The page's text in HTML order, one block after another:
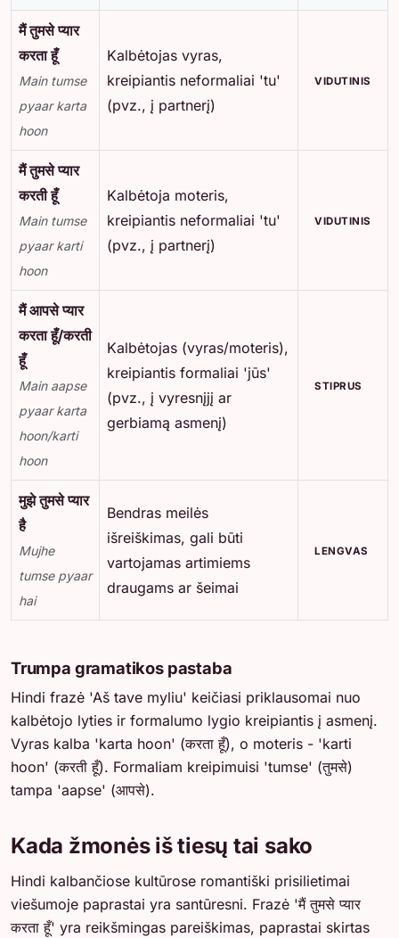
मैं तुमसे प्यार
करता हूँ
Main tumse
pyaar karta
hoon
Kalbėtojas vyras,
kreipiantis neformaliai 'tu'
(pvz., į partnerį)
VIDUTINIS
मैं तुमसे प्यार
करती हूँ
Main tumse
pyaar karti
hoon
Kalbėtoja moteris,
kreipiantis neformaliai 'tu'
(pvz., į partnerį)
VIDUTINIS
मैं आपसे प्यार
करता हूँ/करती
हूँ
Main aapse
pyaar karta
hoon/karti
hoon
Kalbėtojas (vyras/moteris),
kreipiantis formaliai 'jūs'
(pvz., į vyresnįjį ar
gerbiamą asmenį)
STIPRUS
मुझे तुमसे प्यार
है
Mujhe
tumse pyaar
hai
Bendras meilės
išreiškimas, gali būti
vartojamas artimiems
draugams ar šeimai
LENGVAS
Trumpa gramatikos pastaba
Hindi frazė 'Aš tave myliu' keičiasi priklausomai nuo
kalbėtojo lyties ir formalumo lygio kreipiantis į asmenį.
Vyras kalba 'karta hoon' (करता हूँ), o moteris - 'karti
hoon' (करती हूँ). Formaliam kreipimuisi 'tumse' (तुमसे)
tampa 'aapse' (आपसे).
Kada žmonės iš tiesų tai sako
Hindi kalbančiose kultūrose romantiški prisilietimai
viešumoje paprastai yra santūresni. Frazė 'मैं तुमसे प्यार
करता हूँ' yra reikšmingas pareiškimas, paprastai skirtas